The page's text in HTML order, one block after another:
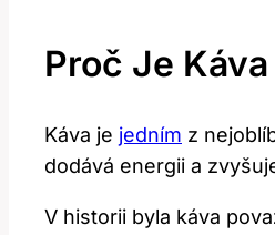
Proč Je
Káva je jedním z
dodává energii a
V historii byla káva